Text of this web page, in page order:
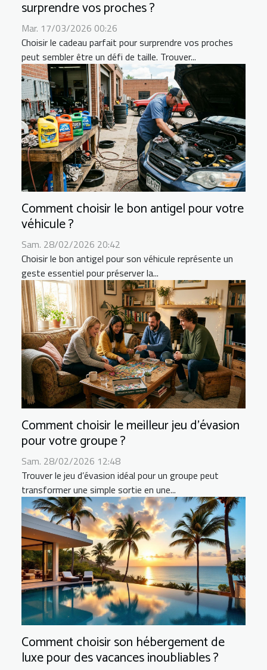
surprendre vos proches ?
Mar. 17/03/2026 00:26
Choisir le cadeau parfait pour surprendre vos proches
peut sembler être un défi de taille. Trouver...
Comment choisir le bon antigel pour votre
véhicule ?
Sam. 28/02/2026 20:42
Choisir le bon antigel pour son véhicule représente un
geste essentiel pour préserver la...
Comment choisir le meilleur jeu d'évasion
pour votre groupe ?
Sam. 28/02/2026 12:48
Trouver le jeu d’évasion idéal pour un groupe peut
transformer une simple sortie en une...
Comment choisir son hébergement de
luxe pour des vacances inoubliables ?